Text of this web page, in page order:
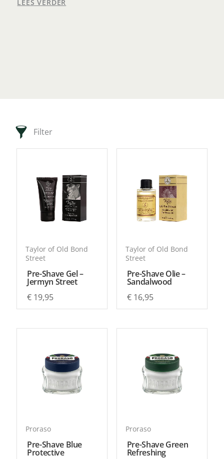
LEES VERDER
Filter
Taylor of Old Bond
Street
Pre-Shave Gel –
Jermyn Street
€ 19,95
Taylor of Old Bond
Street
Pre-Shave Olie –
Sandalwood
€16,95
Proraso
Pre-Shave Blue
Protective
Proraso
Pre-Shave Green
Refreshing